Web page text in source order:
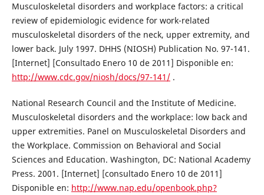
Musculoskeletal disorders and workplace factors: a critical
review of epidemiologic evidence for work-related
musculoskeletal disorders of the neck, upper extremity, and
lower back. July 1997. DHHS (NIOSH) Publication No. 97-141.
[Internet] [Consultado Enero 10 de 2011] Disponible en:
http://www.cdc.gov/niosh/docs/97-141/.
National Research Council and the Institute of Medicine.
Musculoskeletal disorders and the workplace: low back and
upper extremities. Panel on Musculoskeletal Disorders and
the Workplace. Commission on Behavioral and Social
Sciences and Education. Washington, DC: National Academy
Press. 2001. [Internet] [consultado Enero 10 de 2011]
Disponible en: http://www.nap.edu/openbook.php?